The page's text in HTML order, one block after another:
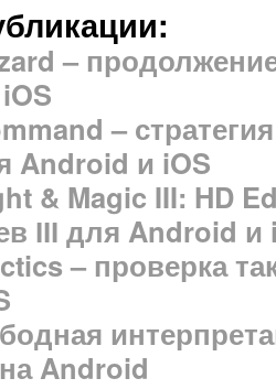
–
–
Android и iOS
& Magic III: HD
ІІІ для Android
– проверка
Android